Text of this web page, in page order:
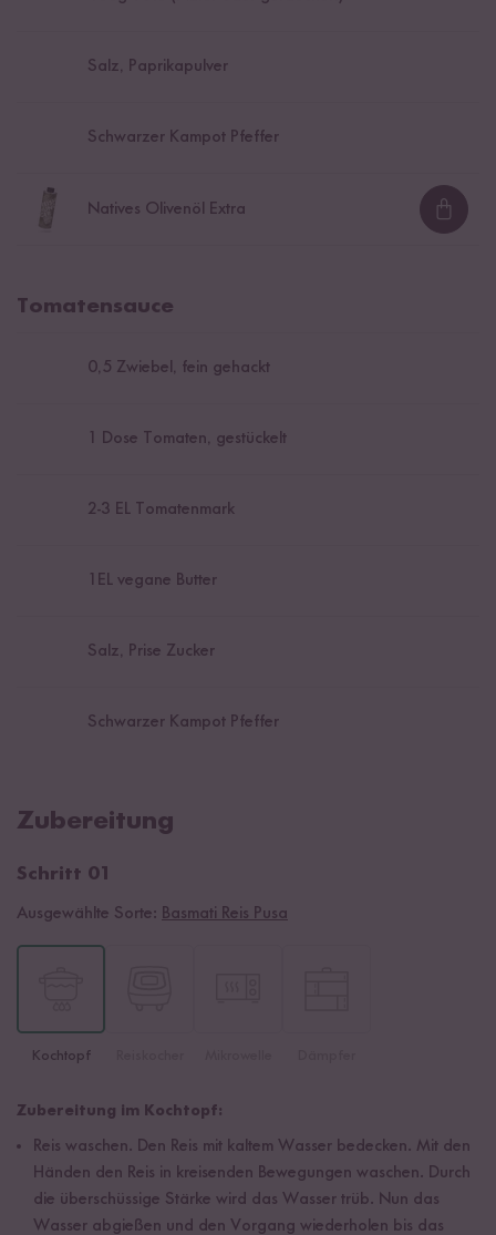
Salz, Paprikapulver
Schwarzer Kampot Pfeffer
Natives Olivenöl Extra
Tomatensauce
0,5 Zwiebel, fein gehackt
1 Dose Tomaten, gestückelt
2-3 EL Tomatenmark
1 EL vegane Butter
Salz, Prise Zucker
Schwarzer Kampot Pfeffer
Zubereitung
Schritt 01
Ausgewählte Sorte: Basmati Reis Pusa
Kochtopf
Zubereitung im Kochtopf:
Reis waschen. Den Reis mit kaltem Wasser bedecken. Mit den
Händen den Reis in kreisenden Bewegungen waschen. Durch
die überschüssige Stärke wird das Wasser trüb. Nun das
Wasser abgießen und den Vorgang wiederholen bis das